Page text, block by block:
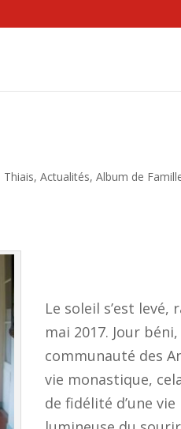
Thiais,Actualités,Album de
Le soleil s’est levé,
mai 2017. Jour
communauté des
vie monastique,
de fidélité d’une